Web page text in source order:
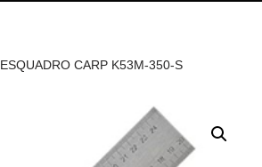
ESQUADRO CARP K53M-350-S